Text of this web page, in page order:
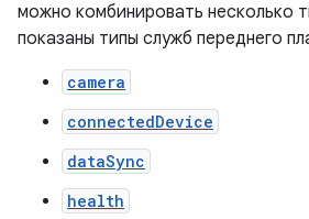
можно комбинировать несколько
показаны типы служб переднего
camera
connectedDevice
dataSync
health